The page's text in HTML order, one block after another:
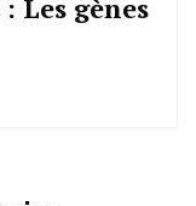
Les gènes